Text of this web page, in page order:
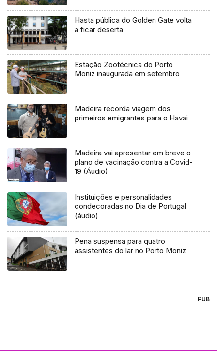
Hasta pública do Golden Gate volta
a ficar deserta
Estação Zootécnica do Porto
Moniz inaugurada em setembro
Madeira recorda viagem dos
primeiros emigrantes para o Havai
Madeira vai apresentar em breve o
plano de vacinação contra a Covid-
19 (Áudio)
Instituições e personalidades
condecoradas no Dia de Portugal
(áudio)
Pena suspensa para quatro
assistentes do lar no Porto Moniz
PUB